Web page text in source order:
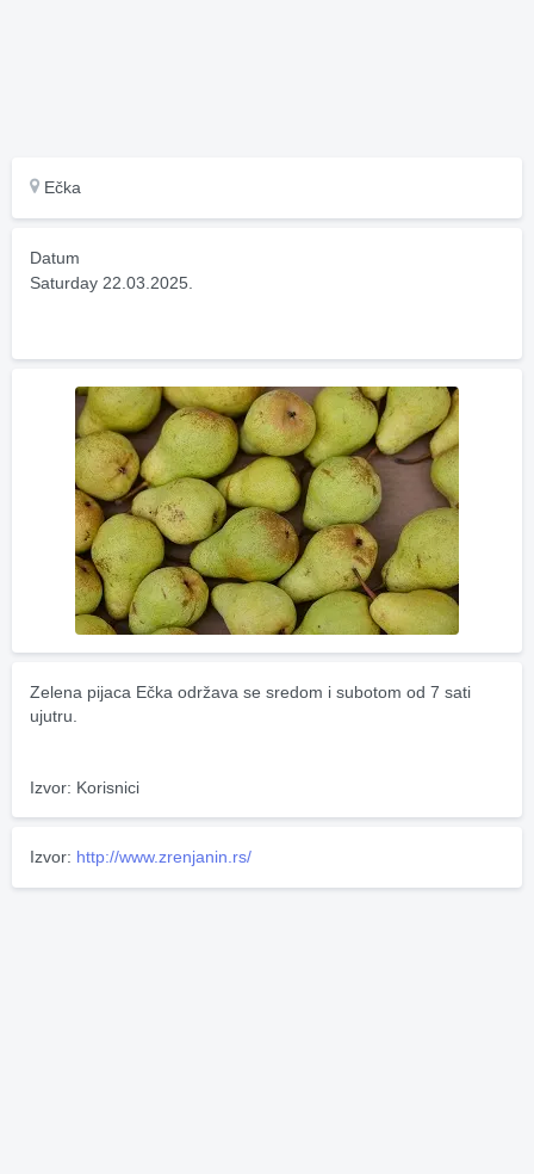
Ečka
Datum
Saturday 22.03.2025.
Zelena pijaca Ečka održava se sredom i subotom od 7 sati
ujutru.
Izvor: Korisnici
Izvor: http://www.zrenjanin.rs/